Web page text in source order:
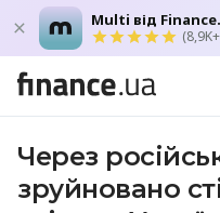
Multi від
Через
зруйновано